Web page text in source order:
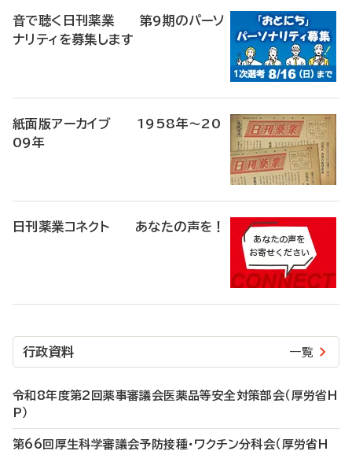
音で聴く日刊薬業 第9期のパーソ
ナリティを募集します
紙面版アーカイブ 1958年～20
09年
日刊薬業コネクト あなたの声を！
行政資料 一覧
令和8年度第2回薬事審議会医薬品等安全対策部会（厚労省H
P）
第66回厚生科学審議会予防接種・ワクチン分科会（厚労省H